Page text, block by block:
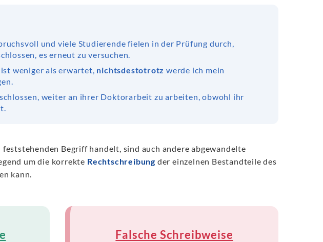
und viele Studierende fielen in der Prüfung durch,
es erneut zu versuchen.
weniger als erwartet, nichtsdestotrotz werde ich mein
weiter an ihrer Doktorarbeit zu arbeiten, obwohl ihr
Begriff handelt, sind auch andere abgewandelte
um die korrekte Rechtschreibung der einzelnen Bestandteile des
kann.
Falsche Schreibweise